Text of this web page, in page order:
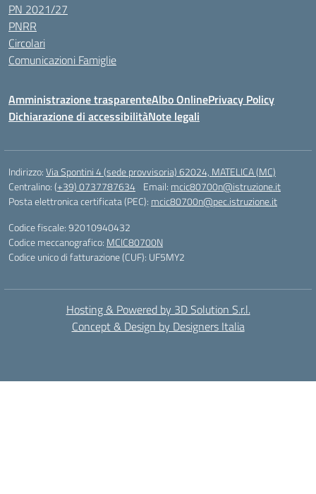
PN 2021/27
PNRR
Circolari
Comunicazioni Famiglie
Amministrazione trasparenteAlbo OnlinePrivacy Policy
Dichiarazione di accessibilitàNote legali
Indirizzo:Via Spontini 4 (sede provvisoria) 62024, MATELICA (MC)
Centralino:(+39) 0737787634 Email: mcic80700n@istruzione.it
Posta elettronica certificata (PEC): mcic80700n@pec.istruzione.it
Codice fiscale: 92010940432
Codice meccanografico: MCIC80700N
Codice unico di fatturazione (CUF): UF5MY2
Hosting & Powered by 3D Solution S.r.l.
Concept & Design by Designers Italia